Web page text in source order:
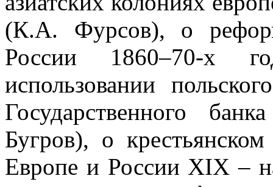
(К.А. Фурсов), о
России 1860–70-х
использовании
Государственного
Бугров), о
Европе и России XIX –